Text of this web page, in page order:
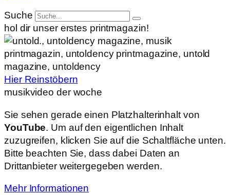
Suche
hol dir unser erstes printmagazin!
Hier Reinstöbern
musikvideo der woche
Sie sehen gerade einen Platzhalterinhalt von
YouTube. Um auf den eigentlichen Inhalt
zuzugreifen, klicken Sie auf die Schaltfläche unten.
Bitte beachten Sie, dass dabei Daten an
Drittanbieter weitergegeben werden.
Mehr Informationen